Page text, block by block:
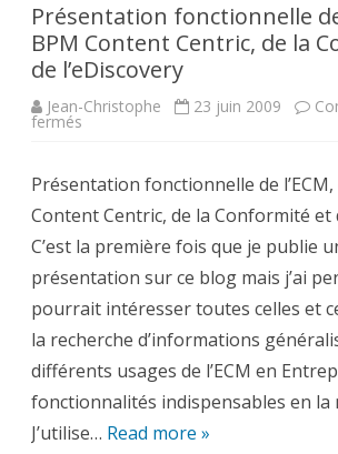
Présentation fonctionnelle de
BPM Content Centric, de la
de l’eDiscovery
Jean-Christophe 23 juin 2009
fermés
l’ECM,
du
BPM
Content
Centric,
de
la
Conformité
et
de
l’eDiscovery
Présentation fonctionnelle de l’ECM,
Content Centric, de la Conformité et
C’est la première fois que je publie
présentation sur ce blog mais j’ai
pourrait intéresser toutes celles et
la recherche d’informations
différents usages de l’ECM en
fonctionnalités indispensables en la
J’utilise… Read more »